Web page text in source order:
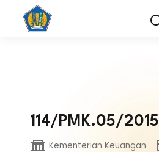
114/PMK.05/2015
Kementerian Keuangan